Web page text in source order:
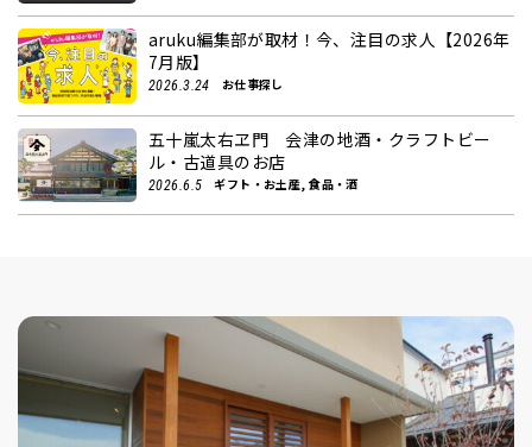
aruku編集部が取材！今、注目の求人【2026年
7月版】
2026.3.24 お仕事探し
五十嵐太右ヱ門 会津の地酒・クラフトビー
ル・古道具のお店
2026.6.5 ギフト・お土産, 食品・酒